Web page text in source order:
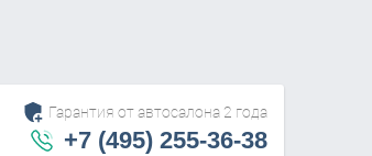
Гарантия от автосалона 2 года
+7 (495) 255-36-38